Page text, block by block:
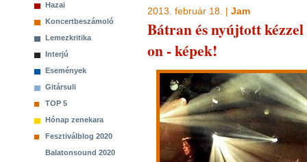
Hazai
Koncertbeszámoló
Lemezkritika
Interjú
Események
Gitársuli
TOP 5
Hónap zenekara
Fesztiválblog 2020
Balatonsound 2020
2013. február 18. | Jam
Bátran és nyújtott
on - képek!